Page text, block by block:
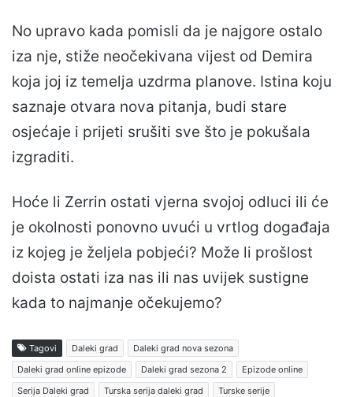
No upravo kada pomisli da je najgore ostalo
iza nje, stiže neočekivana vijest od Demira
koja joj iz temelja uzdrma planove. Istina koju
saznaje otvara nova pitanja, budi stare
osjećaje i prijeti srušiti sve što je pokušala
izgraditi.
Hoće li Zerrin ostati vjerna svojoj odluci ili će
je okolnosti ponovno uvući u vrtlog događaja
iz kojeg je željela pobjeći? Može li prošlost
doista ostati iza nas ili nas uvijek sustigne
kada to najmanje očekujemo?
Tagovi Daleki grad
Daleki grad nova sezona
Daleki grad online epizode
Daleki grad sezona 2
Epizode online
Serija Daleki grad
Turska serija daleki grad
Turske serije